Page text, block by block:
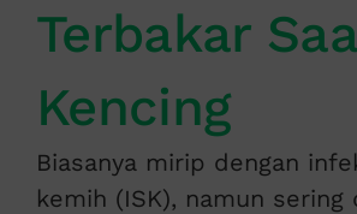
Terbakar
Kencing
Biasanya mirip dengan
kemih (ISK), namun sering